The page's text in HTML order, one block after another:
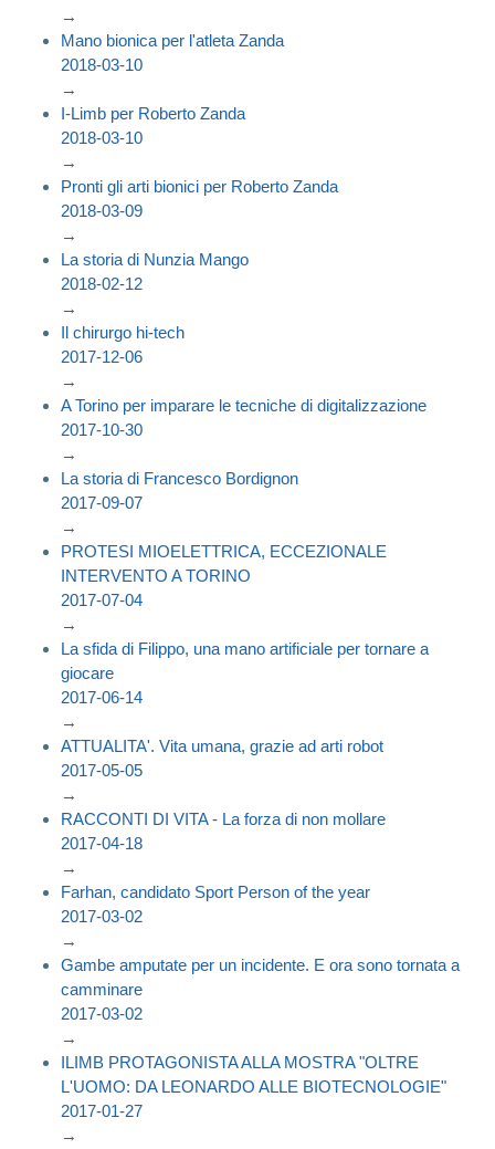
→
Mano bionica per l'atleta Zanda
2018-03-10
→
I-Limb per Roberto Zanda
2018-03-10
→
Pronti gli arti bionici per Roberto Zanda
2018-03-09
→
La storia di Nunzia Mango
2018-02-12
→
Il chirurgo hi-tech
2017-12-06
→
A Torino per imparare le tecniche di digitalizzazione
2017-10-30
→
La storia di Francesco Bordignon
2017-09-07
→
PROTESI MIOELETTRICA, ECCEZIONALE
INTERVENTO A TORINO
2017-07-04
→
La sfida di Filippo, una mano artificiale per tornare a
giocare
2017-06-14
→
ATTUALITA'. Vita umana, grazie ad arti robot
2017-05-05
→
RACCONTI DI VITA - La forza di non mollare
2017-04-18
→
Farhan, candidato Sport Person of the year
2017-03-02
→
Gambe amputate per un incidente. E ora sono tornata a
camminare
2017-03-02
→
ILIMB PROTAGONISTA ALLA MOSTRA "OLTRE
L'UOMO: DA LEONARDO ALLE BIOTECNOLOGIE"
2017-01-27
→